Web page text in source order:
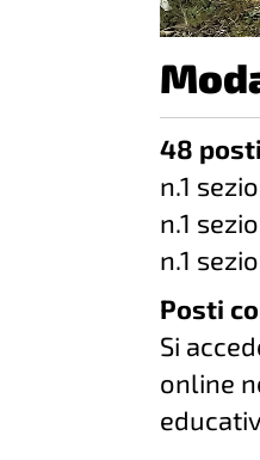
48
n.1
n.1
n.1
Posti
Si
online